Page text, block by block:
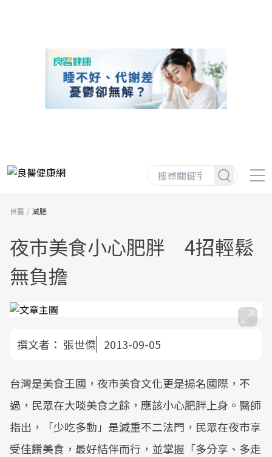
良醫 減肥
夜市美食小心肥胖 4招輕鬆
無負擔
撰文者： 張世傑 2013-09-05
台灣是美食王國，夜市美食文化更是揚名國際，不
過，民眾在大啖美食之餘，應該小心肥胖上身。醫師
指出，「少吃多動」是減重不二法門，民眾在夜市享
受佳餚美食，最好結伴而行，並掌握「多分享、多走